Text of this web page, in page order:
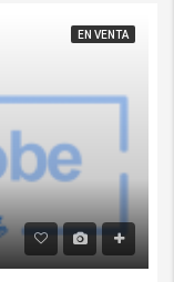
EN VENTA